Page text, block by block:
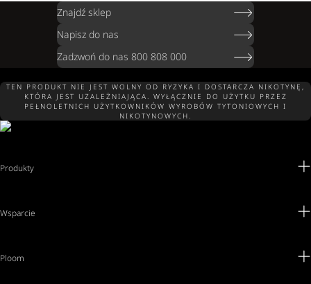
Znajdź sklep
Napisz do nas
Zadzwoń do nas 800 808 000
TEN PRODUKT NIE JEST WOLNY OD RYZYKA I DOSTARCZA NIKOTYNĘ,
KTÓRA JEST UZALEŻNIAJĄCA. WYŁĄCZNIE DO UŻYTKU PRZEZ
PEŁNOLETNICH UŻYTKOWNIKÓW WYROBÓW TYTONIOWYCH I
NIKOTYNOWYCH.
Produkty
Wsparcie
Ploom